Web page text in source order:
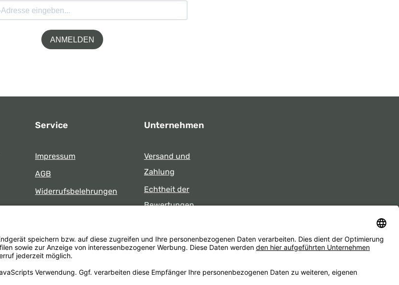
ANMELDEN
Service
Impressum
AGB
Widerrufsbelehrungen
Datenschutz
Unternehmen
Versand und
Zahlung
Echtheit der
Bewertungen
Laden